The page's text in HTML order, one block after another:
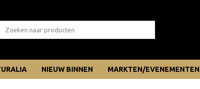
NIEUW BINNEN MARKTEN/EVENEMENTEN